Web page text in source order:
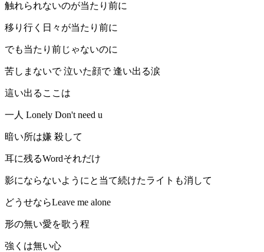
触れられないのが当たり前に
移り行く日々が当たり前に
でも当たり前じゃないのに
苦しまないで 泣いた顔で 逢い出る涙
這い出るここは
一人 Lonely Don't need u
暗い所は嫌 殺して
耳に残るWordそれだけ
影にならないようにと当て続けたライトも消して
どうせならLeave me alone
形の無い愛を歌う程
強くは無い心